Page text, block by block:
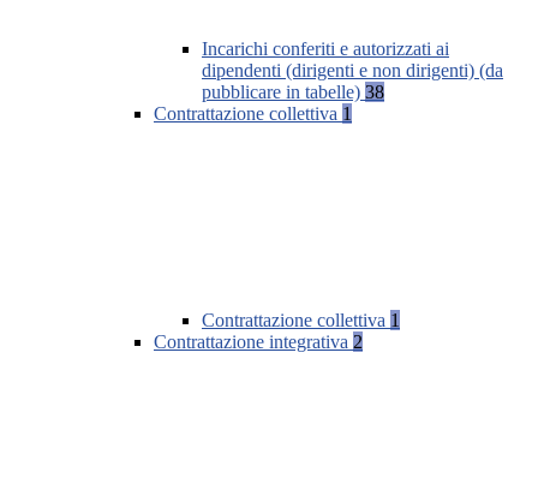
Incarichi conferiti e autorizzati ai
dipendenti (dirigenti e non dirigenti) (da
pubblicare in tabelle) 38
Contrattazione collettiva 1
Contrattazione collettiva 1
Contrattazione integrativa 2